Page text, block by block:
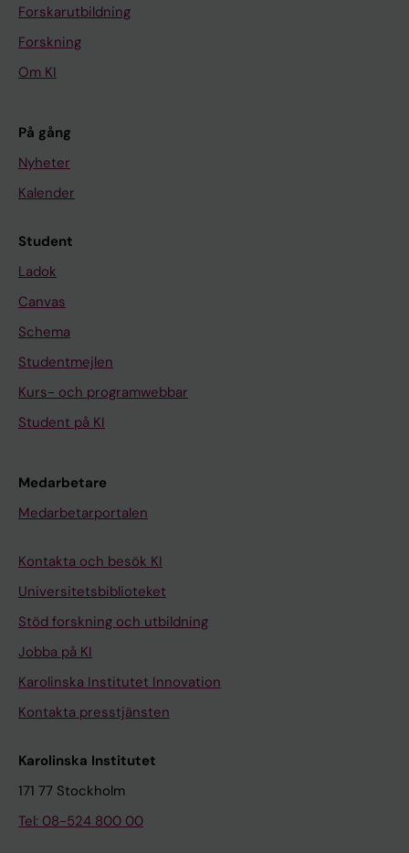
Forskarutbildning
Forskning
Om KI
På gång
Nyheter
Kalender
Student
Ladok
Canvas
Schema
Studentmejlen
Kurs- och programwebbar
Student på KI
Medarbetare
Medarbetarportalen
Kontakta och besök KI
Universitetsbiblioteket
Stöd forskning och utbildning
Jobba på KI
Karolinska Institutet Innovation
Kontakta presstjänsten
Karolinska Institutet
171 77 Stockholm
Tel: 08-524 800 00